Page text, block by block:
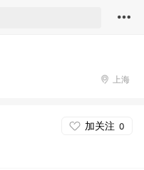
上海
加关注 0